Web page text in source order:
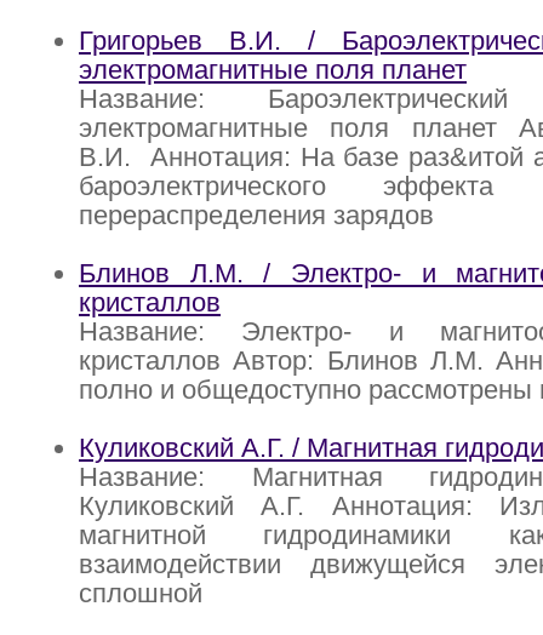
Григорьев В.И. /
электромагнитные поля планет
Название:
электромагнитные поля планет
В.И. Аннотация: На базе раз&итой
бароэлектрического
перераспределения зарядов
Блинов Л.М. / Электро- и
кристаллов
Название: Электро- и
кристаллов Автор: Блинов Л.М.
полно и общедоступно рассмотрены
Куликовский А.Г. / Магнитная
Название: Магнитная
Куликовский А.Г. Аннотация:
магнитной
взаимодействии движущейся
сплошной